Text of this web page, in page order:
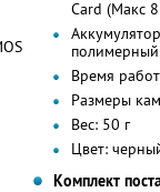
Card (Макс
Время
Размеры
Вес: 50 г
Цвет:
Комплект